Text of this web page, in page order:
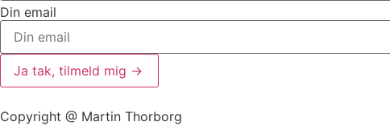
Din email
Ja tak, tilmeld mig ->
Copyright @ Martin Thorborg